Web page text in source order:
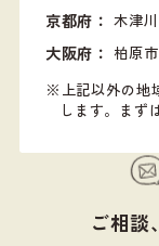
京都府 木津
大阪府
柏原市
上記以外の地
します。 まず
ご相談